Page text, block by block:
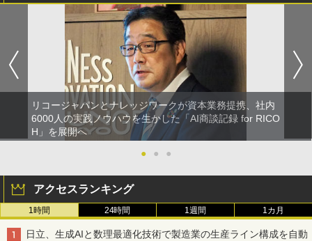
リコージャパンとナレッジワークが資本業務提携、社内
6000人の実践ノウハウを生かした「AI商談記録 for RICO
H」を展開へ
●
● ●
アクセスランキング
1時間 24時間 1週間 1カ月
日立、生成AIと数理最適化技術で製造業の生産ライン構成を自動